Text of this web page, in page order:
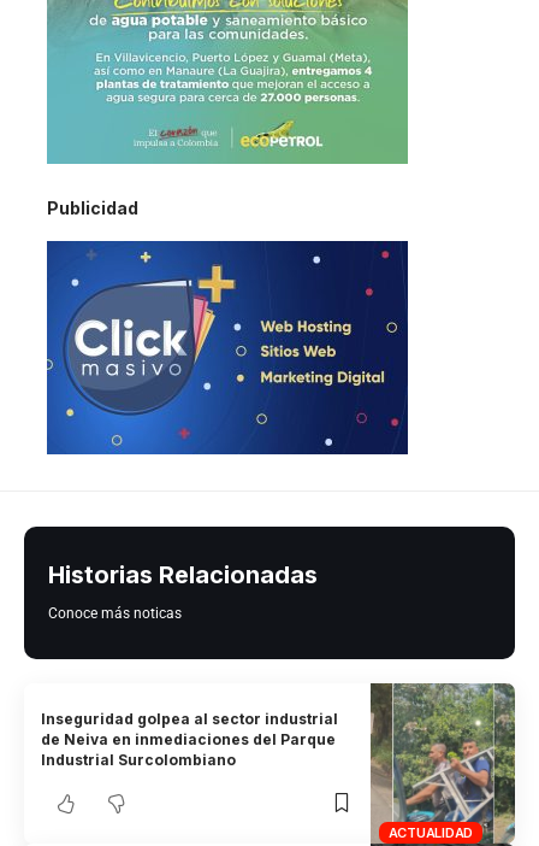
Publicidad
Historias Relacionadas
Conoce más noticas
ACTUALIDAD
Inseguridad golpea al sector industrial
de Neiva en inmediaciones del Parque
Industrial Surcolombiano